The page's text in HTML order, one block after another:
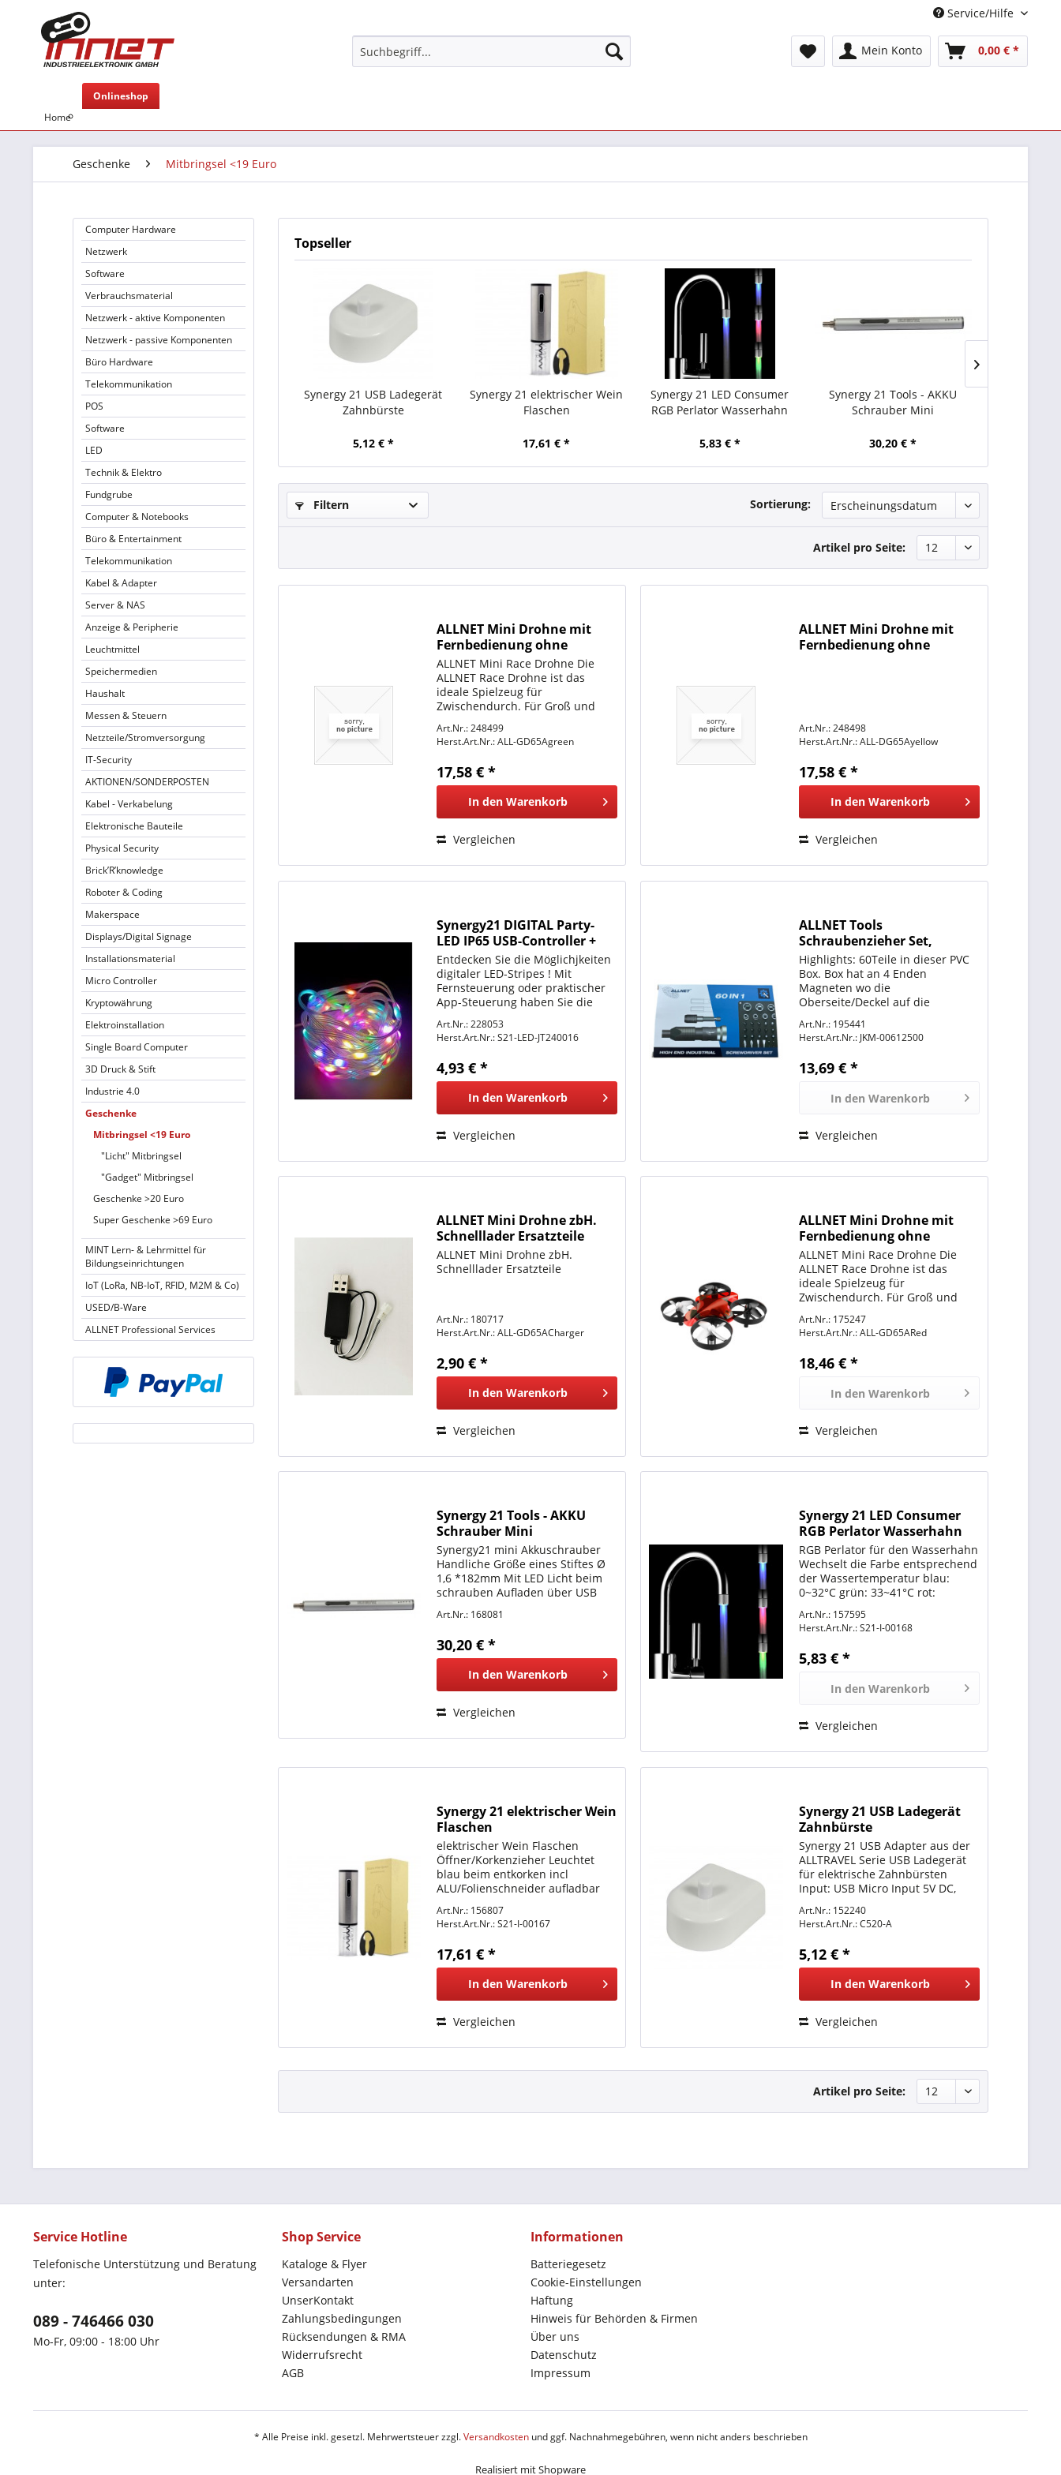
Service/Hilfe
Mein Konto 0,00 € *
Home
Onlineshop
Geschenke Mitbringsel <19 Euro
Computer Hardware
Netzwerk
Software
Verbrauchsmaterial
Netzwerk - aktive Komponenten
Netzwerk - passive Komponenten
Büro Hardware
Telekommunikation
POS
Software
LED
Technik & Elektro
Fundgrube
Computer & Notebooks
Büro & Entertainment
Telekommunikation
Kabel & Adapter
Server & NAS
Anzeige & Peripherie
Leuchtmittel
Speichermedien
Haushalt
Messen & Steuern
Netzteile/Stromversorgung
IT-Security
AKTIONEN/SONDERPOSTEN
Kabel - Verkabelung
Elektronische Bauteile
Physical Security
Brick’R’knowledge
Roboter & Coding
Makerspace
Displays/Digital Signage
Installationsmaterial
Micro Controller
Kryptowährung
Elektroinstallation
Single Board Computer
3D Druck & Stift
Industrie 4.0
Geschenke
Mitbringsel <19 Euro
"Licht" Mitbringsel
"Gadget" Mitbringsel
Geschenke >20 Euro
Super Geschenke >69 Euro
MINT Lern- & Lehrmittel für
Bildungseinrichtungen
IoT (LoRa, NB-IoT, RFID, M2M & Co)
USED/B-Ware
ALLNET Professional Services
Topseller
Synergy 21 USB Ladegerät
Zahnbürste
5,12 € *
Synergy 21 elektrischer Wein
Flaschen
17,61 € *
Synergy 21 LED Consumer
RGB Perlator Wasserhahn
5,83 € *
Synergy 21 Tools - AKKU
Schrauber Mini
30,20 € *
Filtern Sortierung:
Artikel pro Seite:
ALLNET Mini Drohne mit
Fernbedienung ohne
Kamera (Farbe grün)
ALLNET Mini Race Drohne Die
ALLNET Race Drohne ist das
ideale Spielzeug für
Zwischendurch. Für Groß und
Speedmodi erlauben ein
gemächliches fliegen wie auch
Speed-Stunts im höchsten
Modus. Sie suchen ein neues...
Art.Nr.: 248499
Herst.Art.Nr.:ALL-GD65Agreen
17,58 € *
In den Warenkorb
Vergleichen
ALLNET Mini Drohne mit
Fernbedienung ohne
Art.Nr.: 248498
Herst.Art.Nr.:ALL-DG65Ayellow
17,58 € *
In den Warenkorb
Vergleichen
Synergy21 DIGITAL Party-
LED IP65 USB-Controller +
Fernsteuerung oder APP+
RGBW Stripe (10M)
Entdecken Sie die Möglichjkeiten
digitaler LED-Stripes ! Mit
Fernsteuerung oder praktischer
App-Steuerung haben Sie die
Beleuchtung auch
imAußenbereich. Viele
unterschiedlichsten...
Art.Nr.: 228053
Herst.Art.Nr.:S21-LED-JT240016
4,93 € *
In den Warenkorb
Vergleichen
ALLNET Tools
Schraubenzieher Set,
Hochwertiges
Toolkit/Werkzeug 60 Teile
Highlights: 60Teile in dieser PVC
Box. Box hat an 4 Enden
Magneten wo die
Oberseite/Deckel auf die
hält Hochwertiges
Schraubendreher-Set im
Vanadium Nüsse M5-M13 47x
Art.Nr.: 195441
Herst.Art.Nr.: JKM-00612500
13,69 € *
In den Warenkorb
Vergleichen
ALLNET Mini Drohne zbH.
Schnelllader Ersatzteile
ALLNET Mini Drohne zbH.
Schnelllader Ersatzteile
Art.Nr.: 180717
Herst.Art.Nr.:ALL-GD65ACharger
2,90 € *
In den Warenkorb
Vergleichen
ALLNET Mini Drohne mit
Fernbedienung ohne
Kamera (Farbe rot)
ALLNET Mini Race Drohne Die
ALLNET Race Drohne ist das
ideale Spielzeug für
Zwischendurch. Für Groß und
Speedmodi erlauben ein
gemächliches fliegen wie auch
Speed-Stunts im höchsten
Modus. Sie suchen ein neues...
Art.Nr.: 175247
Herst.Art.Nr.:ALL-GD65ARed
18,46 € *
In den Warenkorb
Vergleichen
Synergy 21 Tools - AKKU
Schrauber Mini
Synergy21 mini Akkuschrauber
Handliche Größe eines Stiftes Ø
1,6 *182mm Mit LED Licht beim
schrauben Aufladen über USB
3,7V, 260mAH, Lithium Ion
Geschwindigkeit: 150RPM,...
Art.Nr.: 168081
30,20 € *
In den Warenkorb
Vergleichen
Synergy 21 LED Consumer
RGB Perlator Wasserhahn
RGB Perlator für den Wasserhahn
Wechselt die Farbe entsprechend
der Wassertemperatur blau:
0~32°C grün: 33~41°C rot:
Batterielos, der eingebaute Mini
Generator erzeugt den beötigten
Strom selbst.
Art.Nr.: 157595
Herst.Art.Nr.:S21-I-00168
5,83 € *
In den Warenkorb
Vergleichen
Synergy 21 elektrischer Wein
Flaschen
Öffner/Korkenzieher
elektrischer Wein Flaschen
Öffner/Korkenzieher Leuchtet
blau beim entkorken incl
ALU/Folienschneider aufladbar
EU Stecker
Art.Nr.: 156807
Herst.Art.Nr.:S21-I-00167
17,61 € *
In den Warenkorb
Vergleichen
Synergy 21 USB Ladegerät
Zahnbürste
Synergy 21 USB Adapter aus der
ALLTRAVEL Serie USB Ladegerät
für elektrische Zahnbürsten
Input: USB Micro Input 5V DC,
Art.Nr.: 152240
Herst.Art.Nr.:C520-A
5,12 € *
In den Warenkorb
Vergleichen
Artikel pro Seite:
Service Hotline
Telefonische Unterstützung und Beratung
unter:
089 - 746466 030
Mo-Fr, 09:00 - 18:00 Uhr
Shop Service
Kataloge & Flyer
Versandarten
UnserKontakt
Zahlungsbedingungen
Rücksendungen & RMA
Widerrufsrecht
AGB
Informationen
Batteriegesetz
Cookie-Einstellungen
Haftung
Hinweis für Behörden & Firmen
Über uns
Datenschutz
Impressum
* Alle Preise inkl. gesetzl. Mehrwertsteuer zzgl.Versandkostenund ggf. Nachnahmegebühren, wenn nicht anders beschrieben
Realisiert mit Shopware